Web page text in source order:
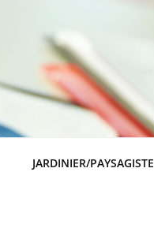
JARDINIER/PAYSAGISTE